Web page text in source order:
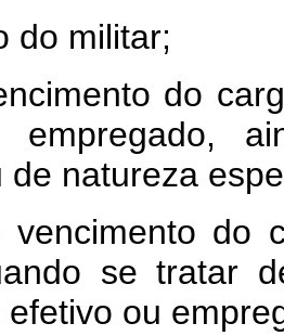
militar;
do cargo
empregado,
de natureza
do
se tratar
ou